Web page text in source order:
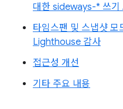
대한 sideways-* 쓰기
타임스팬 및 스냅샷
Lighthouse 감사
접근성 개선
기타 주요 내용